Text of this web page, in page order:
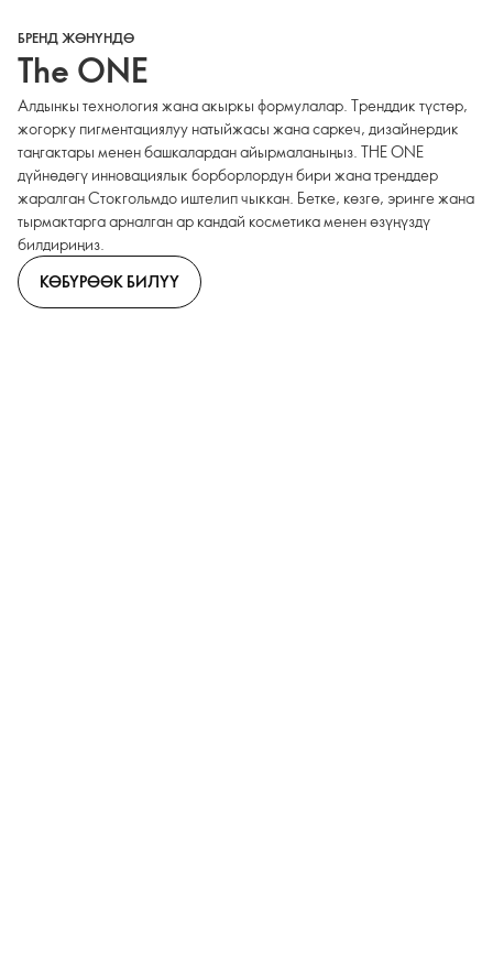
БРЕНД ЖӨНҮНДӨ
The ONE
Алдынкы технология жана акыркы формулалар. Тренддик түстөр,
жогорку пигментациялуу натыйжасы жана саркеч, дизайнердик
таңгактары менен башкалардан айырмаланыңыз. THE ONE
дүйнөдөгү инновациялык борборлордун бири жана тренддер
жаралган Стокгольмдо иштелип чыккан. Бетке, көзгө, эринге жана
тырмактарга арналган ар кандай косметика менен өзүңүздү
билдириңиз.
КӨБҮРӨӨК БИЛҮҮ